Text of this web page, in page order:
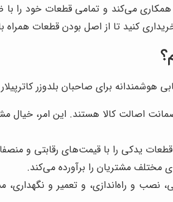
می‌کند و تمامی قطعات خود را
کنید تا از اصل بودن قطعات
هوشمندانه برای صاحبان بلدوزر
اصالت کالا هستند. این امر، خیال
قطعات یدکی را با قیمت‌های رقابتی و
مختلف مشتریان را برآورده می‌کند.
نصب و راه‌اندازی، و تعمیر و